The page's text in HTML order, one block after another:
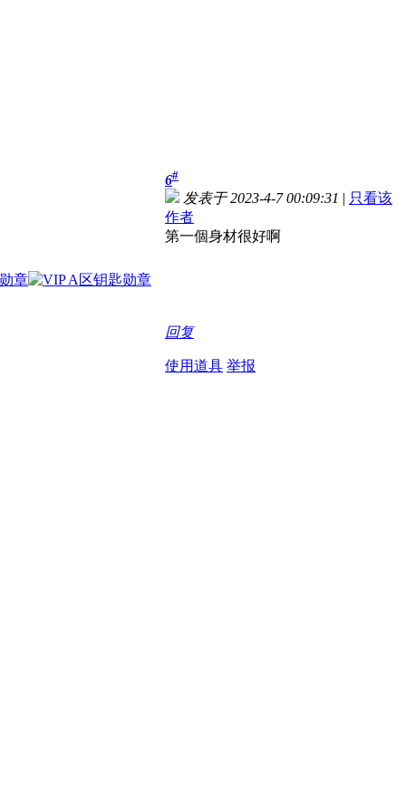
6#
发表于 2023-4-7 00:09:31 | 只看该
作者
第一個身材很好啊
回复
使用道具 举报